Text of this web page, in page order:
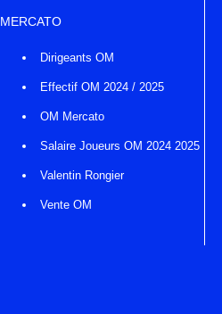
MERCATO
Dirigeants OM
Effectif OM 2024 / 2025
OM Mercato
Salaire Joueurs OM 2024 2025
Valentin Rongier
Vente OM